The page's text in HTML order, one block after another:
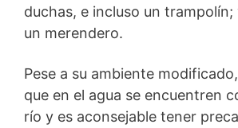
duchas, e incluso un
un merendero.
Pese a su ambiente
que en el agua se encuentren
río y es aconsejable tener